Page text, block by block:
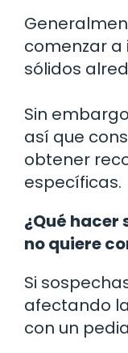
comenzar
sólidos
Sin
así que
obtener
específicas.
¿Qué hacer
no quiere
Si
afectando
con un